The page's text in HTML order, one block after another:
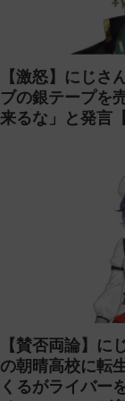
【激怒】にじさ
ブの銀テープを
来るな」と発言
【賛否両論】に
の朝晴高校に転
くるがライバー